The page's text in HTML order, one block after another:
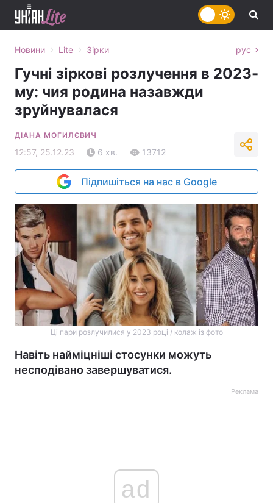
Новини › Lite › Зірки рус
Гучні зіркові розлучення в 2023-
му: чия родина назавжди
зруйнувалася
ДІАНА МОГИЛЄВИЧ
12:57, 25.12.23 6 хв. 13712
Підпишіться на нас в Google
Ці пари розлучилися у 2023 році / колаж із фото
Навіть найміцніші стосунки можуть
несподівано завершуватися.
Реклама
ad